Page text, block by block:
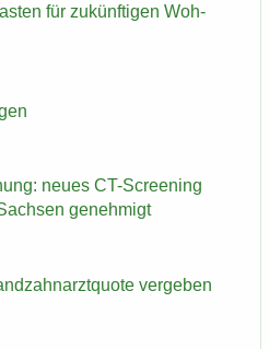
für zu­künf­ti­gen Woh­
neues CT-​Screening
ge­neh­migt
ver­ge­ben